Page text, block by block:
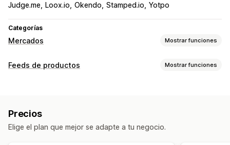
Judge.me
Loox.io Okendo Stamped.io Yotpo
Categorías
Mercados Mostrar funciones
Gestión de publicaciones
Traducción de feed
Publicaciones personalizadas
Feeds de productos Mostrar funciones
Mapeo de IA
Múltiples idiomas Sincronización de variantes
Precios
Elige el plan que mejor se adapte a tu negocio.